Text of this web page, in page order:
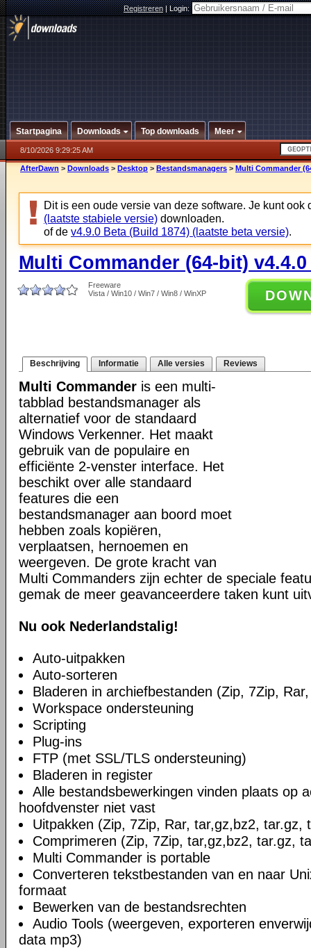
Registreren|Login:
Startpagina Downloads Top downloads Meer
8/10/2026 9:29:25 AM
AfterDawn > Downloads > Desktop > Bestandsmanagers > Multi Commander
Dit is een oude versie van deze software. Je kunt ook
(laatste stabiele versie) downloaden.
of de v4.9.0 Beta (Build 1874) (laatste beta versie).
Multi Commander (64-bit)
Freeware
Vista / Win10 / Win7 / Win8 / WinXP
Beschrijving Informatie Alle versies Reviews
Multi Commander is een multi-
tabblad bestandsmanager als
alternatief voor de standaard
Windows Verkenner. Het maakt
gebruik van de populaire en
efficiënte 2-venster interface. Het
beschikt over alle standaard
features die een
bestandsmanager aan boord moet
hebben zoals kopiëren,
verplaatsen, hernoemen en
weergeven. De grote kracht van
Multi Commanders zijn echter de speciale
gemak de meer geavanceerdere taken kunt
Nu ook Nederlandstalig!
Auto-uitpakken
Auto-sorteren
Bladeren in archiefbestanden (Zip, 7Zip,
Workspace ondersteuning
Scripting
Plug-ins
FTP (met SSL/TLS ondersteuning)
Bladeren in register
Alle bestandsbewerkingen vinden plaats op
hoofdvenster niet vast
Uitpakken (Zip, 7Zip, Rar, tar,gz,bz2, tar.gz,
Comprimeren (Zip, 7Zip, tar,gz,bz2, tar.gz,
Multi Commander is portable
Converteren tekstbestanden van en naar
formaat
Bewerken van de bestandsrechten
Audio Tools (weergeven, exporteren
data mp3)